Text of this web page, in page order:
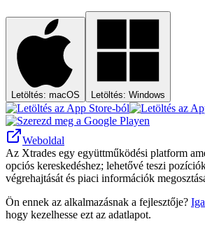
Letöltés: macOS Letöltés: Windows
Weboldal
Az Xtrades egy együttműködési platform
opciós kereskedéshez; lehetővé teszi
végrehajtását és piaci információk
Ön ennek az alkalmazásnak a fejlesztője?
hogy kezelhesse ezt az adatlapot.